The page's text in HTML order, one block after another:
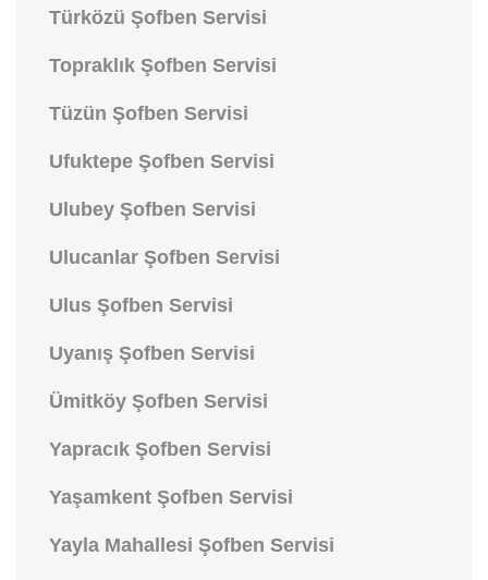
Türközü Şofben Servisi
Topraklık Şofben Servisi
Tüzün Şofben Servisi
Ufuktepe Şofben Servisi
Ulubey Şofben Servisi
Ulucanlar Şofben Servisi
Ulus Şofben Servisi
Uyanış Şofben Servisi
Ümitköy Şofben Servisi
Yapracık Şofben Servisi
Yaşamkent Şofben Servisi
Yayla Mahallesi Şofben Servisi